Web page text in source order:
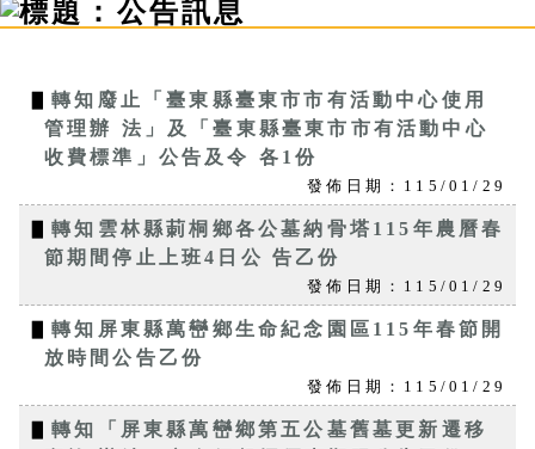
▋轉知廢止「臺東縣臺東市市有活動中心使用
管理辦 法」及「臺東縣臺東市市有活動中心
收費標準」公告及令 各1份
發佈日期：115/01/29
▋轉知雲林縣莿桐鄉各公墓納骨塔115年農曆春
節期間停止上班4日公 告乙份
發佈日期：115/01/29
▋轉知屏東縣萬巒鄉生命紀念園區115年春節開
放時間公告乙份
發佈日期：115/01/29
▋轉知「屏東縣萬巒鄉第五公墓舊墓更新遷移